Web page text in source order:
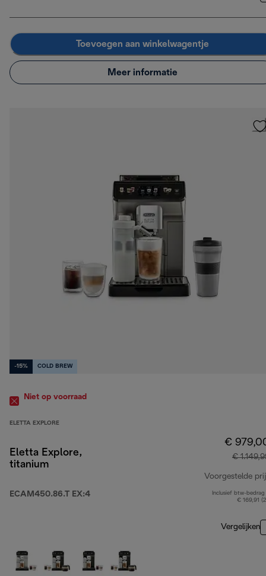
Toevoegen aan winkelwagentje
Meer informatie
-15% COLD BREW
Niet op voorraad
ELETTA EXPLORE
Eletta Explore,
titanium
ECAM450.86.T EX:4
€
€
Voorgestelde
Inclusief btw-bedrag
€ 169,91
Vergelijken